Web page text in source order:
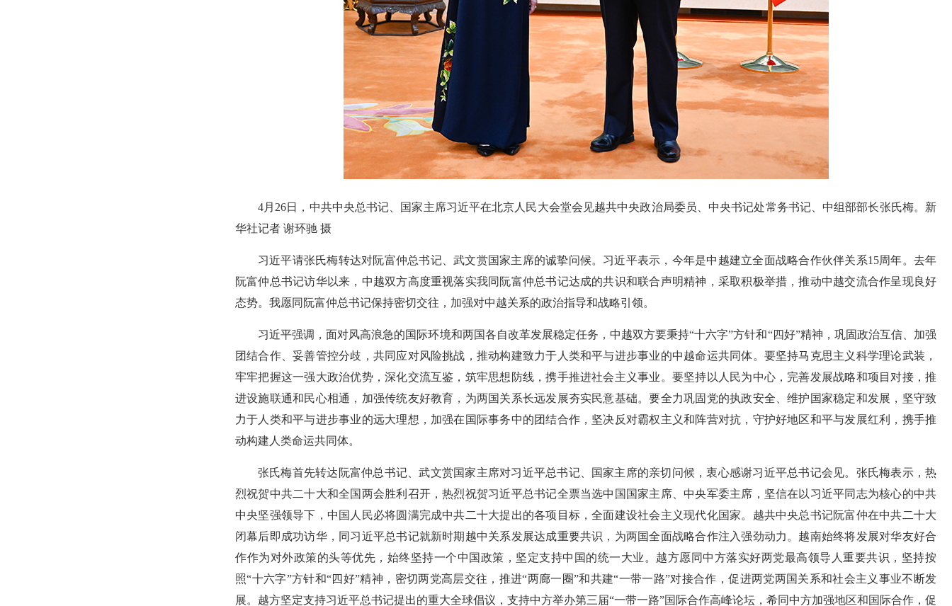
4月26日，中共中央总书记、国家主席习近平在北京人民大会堂会见越共中央政治局委员、中央书记处常务书记、中组部部长张氏梅。新
华社记者 谢环驰 摄
习近平请张氏梅转达对阮富仲总书记、武文赏国家主席的诚挚问候。习近平表示，今年是中越建立全面战略合作伙伴关系15周年。去年
阮富仲总书记访华以来，中越双方高度重视落实我同阮富仲总书记达成的共识和联合声明精神，采取积极举措，推动中越交流合作呈现良好
态势。我愿同阮富仲总书记保持密切交往，加强对中越关系的政治指导和战略引领。
习近平强调，面对风高浪急的国际环境和两国各自改革发展稳定任务，中越双方要秉持“十六字”方针和“四好”精神，巩固政治互信、加强
团结合作、妥善管控分歧，共同应对风险挑战，推动构建致力于人类和平与进步事业的中越命运共同体。要坚持马克思主义科学理论武装，
牢牢把握这一强大政治优势，深化交流互鉴，筑牢思想防线，携手推进社会主义事业。要坚持以人民为中心，完善发展战略和项目对接，推
进设施联通和民心相通，加强传统友好教育，为两国关系长远发展夯实民意基础。要全力巩固党的执政安全、维护国家稳定和发展，坚守致
力于人类和平与进步事业的远大理想，加强在国际事务中的团结合作，坚决反对霸权主义和阵营对抗，守护好地区和平与发展红利，携手推
动构建人类命运共同体。
张氏梅首先转达阮富仲总书记、武文赏国家主席对习近平总书记、国家主席的亲切问候，衷心感谢习近平总书记会见。张氏梅表示，热
烈祝贺中共二十大和全国两会胜利召开，热烈祝贺习近平总书记全票当选中国国家主席、中央军委主席，坚信在以习近平同志为核心的中共
中央坚强领导下，中国人民必将圆满完成中共二十大提出的各项目标，全面建设社会主义现代化国家。越共中央总书记阮富仲在中共二十大
闭幕后即成功访华，同习近平总书记就新时期越中关系发展达成重要共识，为两国全面战略合作注入强劲动力。越南始终将发展对华友好合
作作为对外政策的头等优先，始终坚持一个中国政策，坚定支持中国的统一大业。越方愿同中方落实好两党最高领导人重要共识，坚持按
照“十六字”方针和“四好”精神，密切两党高层交往，推进“两廊一圈”和共建“一带一路”对接合作，促进两党两国关系和社会主义事业不断发
展。越方坚定支持习近平总书记提出的重大全球倡议，支持中方举办第三届“一带一路”国际合作高峰论坛，希同中方加强地区和国际合作，促